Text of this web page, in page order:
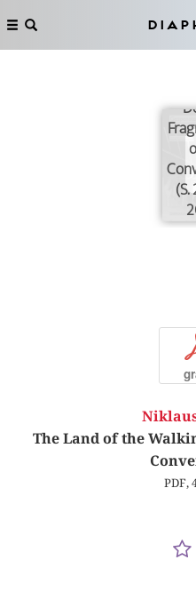
The Land of the
PDF,